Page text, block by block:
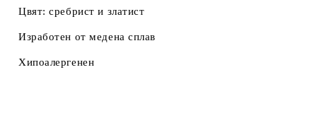
Цвят: сребрист и златист
Изработен от медена сплав
Хипоалергенен